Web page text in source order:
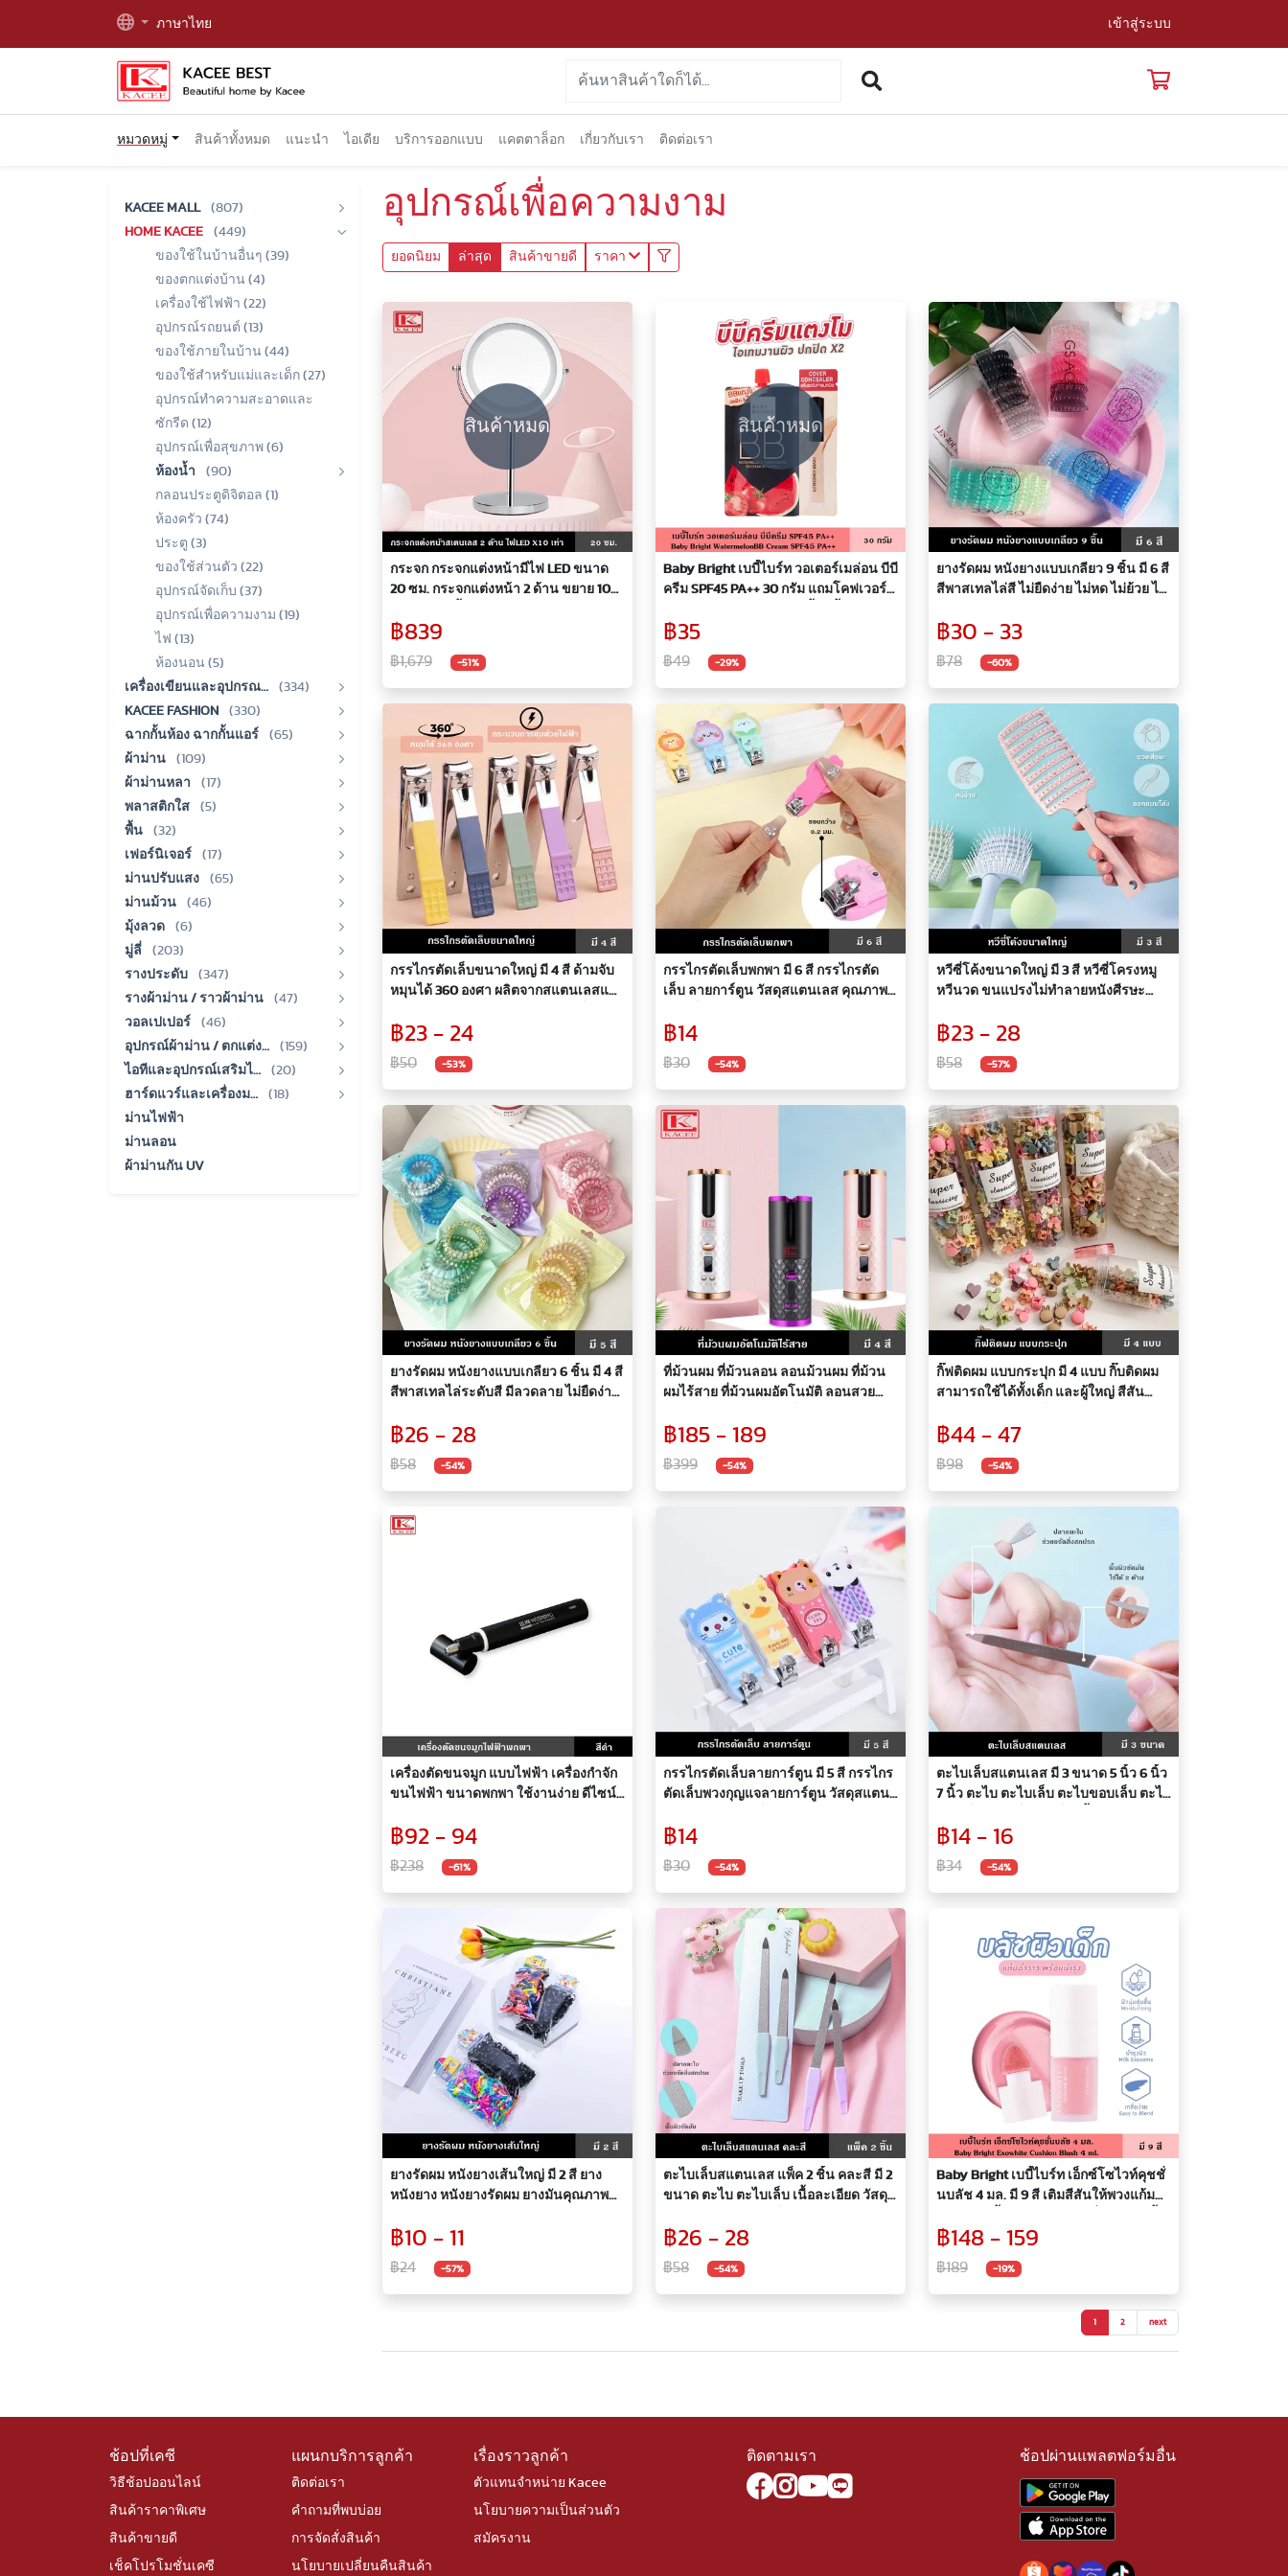
ภาษาไทย เข้าสู่ระบบ
หมวดหมู่ สินค้าทั้งหมด แนะนำ ไอเดีย บริการออกแบบ แคตตาล็อก เกี่ยวกับเรา ติดต่อเรา
KACEE MALL
(807)
HOME KACEE
(449)
ของใช้ในบ้านอื่นๆ (39)
ของตกแต่งบ้าน (4)
เครื่องใช้ไฟฟ้า (22)
อุปกรณ์รถยนต์ (13)
ของใช้ภายในบ้าน (44)
ของใช้สำหรับแม่และเด็ก (27)
อุปกรณ์ทำความสะอาดและ
ซักรีด (12)
อุปกรณ์เพื่อสุขภาพ (6)
ห้องน้ำ
(90)
กลอนประตูดิจิตอล (1)
ห้องครัว (74)
ประตู (3)
ของใช้ส่วนตัว (22)
อุปกรณ์จัดเก็บ (37)
อุปกรณ์เพื่อความงาม (19)
ไฟ (13)
ห้องนอน (5)
เครื่องเขียนและอุปกรณ…
(334)
KACEE FASHION
(330)
ฉากกั้นห้อง ฉากกั้นแอร์
(65)
ผ้าม่าน
(109)
ผ้าม่านหลา
(17)
พลาสติกใส
(5)
พื้น
(32)
เฟอร์นิเจอร์
(17)
ม่านปรับแสง
(65)
ม่านม้วน
(46)
มุ้งลวด
(6)
มู่ลี่
(203)
รางประดับ
(347)
รางผ้าม่าน / ราวผ้าม่าน
(47)
วอลเปเปอร์
(46)
อุปกรณ์ผ้าม่าน / ตกแต่ง…
(159)
ไอทีและอุปกรณ์เสริมไ…
(20)
ฮาร์ดแวร์และเครื่องม…
(18)
ม่านไฟฟ้า
ม่านลอน
ผ้าม่านกัน UV
อุปกรณ์เพื่อความงาม
ยอดนิยม ล่าสุด สินค้าขายดี ราคา
สินค้าหมด
กระจก กระจกแต่งหน้ามีไฟ LED ขนาด
20 ซม. กระจกแต่งหน้า 2 ด้าน ขยาย 10
มีไฟ กระจกสเตนเลส
฿839
฿1,679 -51%
สินค้าหมด
Baby Bright เบบี้ไบร์ท วอเตอร์เมล่อน บีบี
ครีม SPF45 PA++ 30 กรัม แถมโคฟเวอร์
ผสมสาร กันแดด ปกปิดรอยสิว รอยแดง
฿35
฿49 -29%
ยางรัดผม หนังยางแบบเกลียว 9 ชิ้น มี 6 สี
สีพาสเทลไล่สี ไม่ยืดง่าย ไม่หด ไม่ย้วย ไม่
สไตล์ญี่ปุ่น
฿30 - 33
฿78 -60%
กรรไกรตัดเล็บขนาดใหญ่ มี 4 สี ด้ามจับ
หมุนได้ 360 องศา ผลิตจากสแตนเลสแท้
มีดคม กรรไกรตัดเล็บ ด้ามจับเสริมด้วย
งาน
฿23 - 24
฿50 -53%
กรรไกรตัดเล็บพกพา มี 6 สี กรรไกรตัด
เล็บ ลายการ์ตูน วัสดุสแตนเลส คุณภาพ
การใช้งาน ใบมีดมีความคม
฿14
฿30 -54%
หวีซี่โค้งขนาดใหญ่ มี 3 สี หวีซี่โครงหมู
หวีนวด ขนแปรงไม่ทำลายหนังศีรษะ
ราบรื่น มีความยืดหยุ่นสูง
฿23 - 28
฿58 -57%
ยางรัดผม หนังยางแบบเกลียว 6 ชิ้น มี 4 สี
สีพาสเทลไล่ระดับสี มีลวดลาย ไม่ยืดง่าย
สีสันสดใส สไตล์ญี่ปุ่น เครื่องประดับผม
฿26 - 28
฿58 -54%
ที่ม้วนผม ที่ม้วนลอน ลอนม้วนผม ที่ม้วน
ผมไร้สาย ที่ม้วนผมอัตโนมัติ ลอนสวย
ในตัว
฿185 - 189
฿399 -54%
กิ๊ฟติดผม แบบกระปุก มี 4 แบบ กิ๊บติดผม
สามารถใช้ได้ทั้งเด็ก และผู้ใหญ่ สีสัน
ในขวดพลาสติกอย่างดี ลายหัวใจ ดอกไม้
฿44 - 47
฿98 -54%
เครื่องตัดขนจมูก แบบไฟฟ้า เครื่องกำจัก
ขนไฟฟ้า ขนาดพกพา ใช้งานง่าย ดีไซน์
฿92 - 94
฿238 -61%
กรรไกรตัดเล็บลายการ์ตูน มี 5 สี กรรไกร
ตัดเล็บพวงกุญแจลายการ์ตูน วัสดุสแตน
สะดวก และง่ายต่อการใช้งาน
฿14
฿30 -54%
ตะไบเล็บสแตนเลส มี 3 ขนาด 5 นิ้ว 6 นิ้ว
7 นิ้ว ตะไบ ตะไบเล็บ ตะไบขอบเล็บ ตะไบ
สแตนเลสเกรดดี ไม่เป็นสนิม ใช้งานได้ 2
฿14 - 16
฿34 -54%
ยางรัดผม หนังยางเส้นใหญ่ มี 2 สี ยาง
หนังยาง หนังยางรัดผม ยางมันคุณภาพดี
ยาวสูงสุดประมาณ 13 ซม. ขาดยาก รัด
฿10 - 11
฿24 -57%
ตะไบเล็บสแตนเลส แพ็ค 2 ชิ้น คละสี มี 2
ขนาด ตะไบ ตะไบเล็บ เนื้อละเอียด วัสดุส
ด้าน ด้ามจับพลาสติก แข็งแรง ทนทาน
฿26 - 28
฿58 -54%
Baby Bright เบบี้ไบร์ท เอ็กซ์โซไวท์คุชชั่
นบลัช 4 มล. มี 9 สี เติมสีสันให้พวงแก้ม
กันเหงื่อ ติดทน คูชชั่น บลัช ทาแก้ม ทา
฿148 - 159
฿189 -19%
1 2 next
ช้อปที่เคซี
วิธีช้อปออนไลน์
สินค้าราคาพิเศษ
สินค้าขายดี
เช็คโปรโมชั่นเคซี
แผนกบริการลูกค้า
ติดต่อเรา
คำถามที่พบบ่อย
การจัดสั่งสินค้า
นโยบายเปลี่ยนคืนสินค้า
เรื่องราวลูกค้า
ตัวแทนจำหน่าย Kacee
นโยบายความเป็นส่วนตัว
สมัครงาน
ติดตามเรา ช้อปผ่านแพลตฟอร์มอื่น